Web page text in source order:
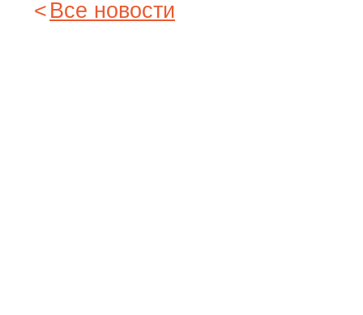
Все новости